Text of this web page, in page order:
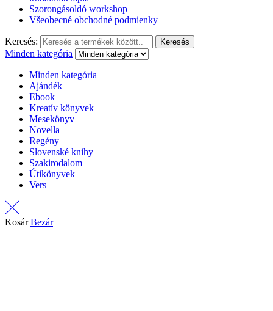
Szorongásoldó workshop
Všeobecné obchodné podmienky
Keresés: Keresés
Minden kategória
Minden kategória
Ajándék
Ebook
Kreatív könyvek
Mesekönyv
Novella
Regény
Slovenské knihy
Szakirodalom
Útikönyvek
Vers
Kosár Bezár